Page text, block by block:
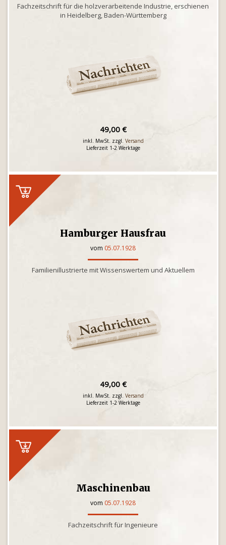
Fachzeitschrift für die holzverarbeitende Industrie, erschienen
in Heidelberg, Baden-Württemberg
49,00 €
inkl. MwSt. zzgl. Versand
Lieferzeit 1-2 Werktage
Hamburger Hausfrau
vom 05.07.1928
Familienillustrierte mit Wissenswertem und Aktuellem
49,00 €
inkl. MwSt. zzgl. Versand
Lieferzeit 1-2 Werktage
Maschinenbau
vom 05.07.1928
Fachzeitschrift für Ingenieure